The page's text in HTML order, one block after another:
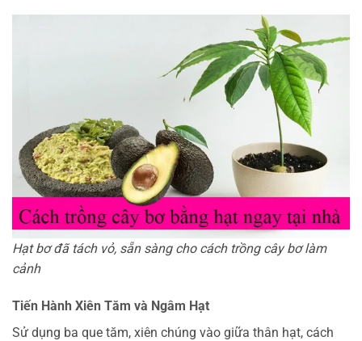
Hạt bơ đã tách vỏ, sẵn sàng cho cách trồng cây bơ làm
cảnh
Tiến Hành Xiên Tăm và Ngâm Hạt
Sử dụng ba que tăm, xiên chúng vào giữa thân hạt, cách